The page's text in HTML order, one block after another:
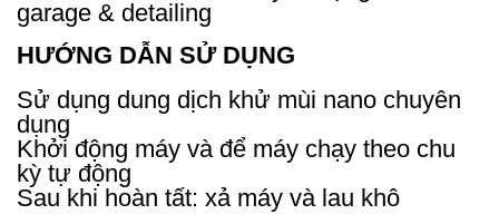
garage & detailing
HƯỚNG DẪN SỬ DỤNG
Sử dụng dung dịch khử mùi nano chuyên
dụng
Khởi động máy và để máy chạy theo chu
kỳ tự động
Sau khi hoàn tất: xả máy và lau khô